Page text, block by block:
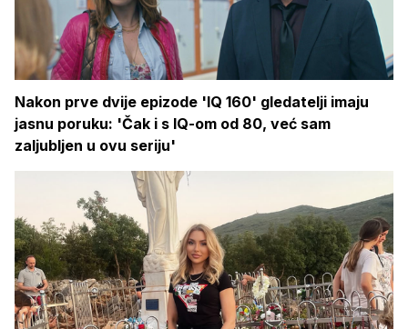
Nakon prve dvije epizode 'IQ 160' gledatelji imaju
jasnu poruku: 'Čak i s IQ-om od 80, već sam
zaljubljen u ovu seriju'